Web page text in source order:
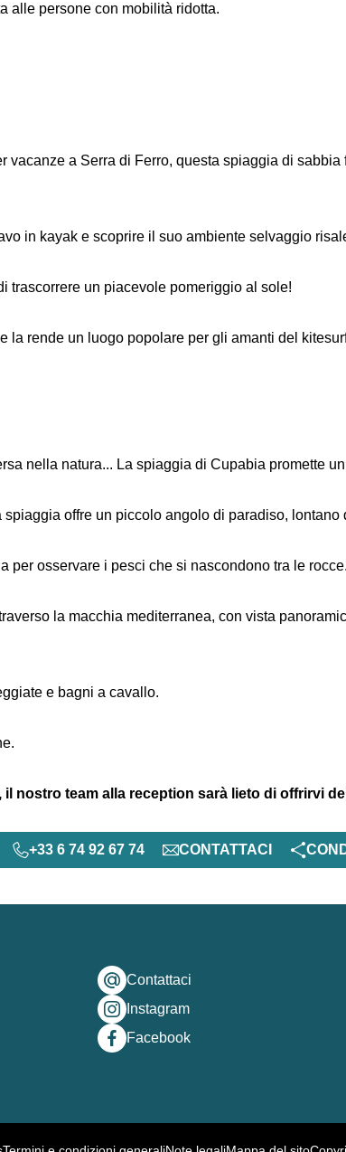
alle persone con mobilità ridotta.
a Serra di Ferro, questa spiaggia di
in kayak e scoprire il suo ambiente selvaggio
trascorrere un piacevole pomeriggio al sole!
la rende un luogo popolare per gli amanti del
nella natura... La spiaggia di Cupabia promette
offre un piccolo angolo di paradiso, lontano
per osservare i pesci che si nascondono tra le rocce.
la macchia mediterranea, con vista
e bagni a cavallo.
nostro team alla reception sarà lieto di offrirvi
+33 6 74 92 67 74 CONTATTACI
Contattaci
Instagram
Facebook